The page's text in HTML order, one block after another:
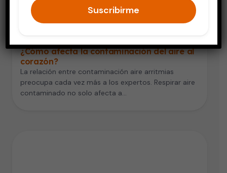
¿Cómo afecta la contaminación del aire al
corazón?
La relación entre contaminación aire arritmias
preocupa cada vez más a los expertos. Respirar aire
contaminado no solo afecta a…
Suscribirme